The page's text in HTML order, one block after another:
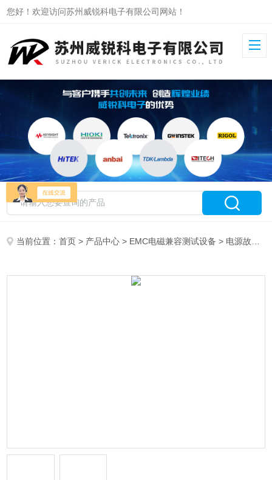
您好！欢迎访问苏州威锐科电子有限公司网站！
当前位置：首页 > 产品中心 > EMC电磁兼容测试设备 > 电源故障模拟器